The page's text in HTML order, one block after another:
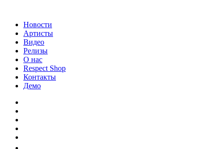
Новости
Артисты
Видео
Релизы
О нас
Respect Shop
Контакты
Демо